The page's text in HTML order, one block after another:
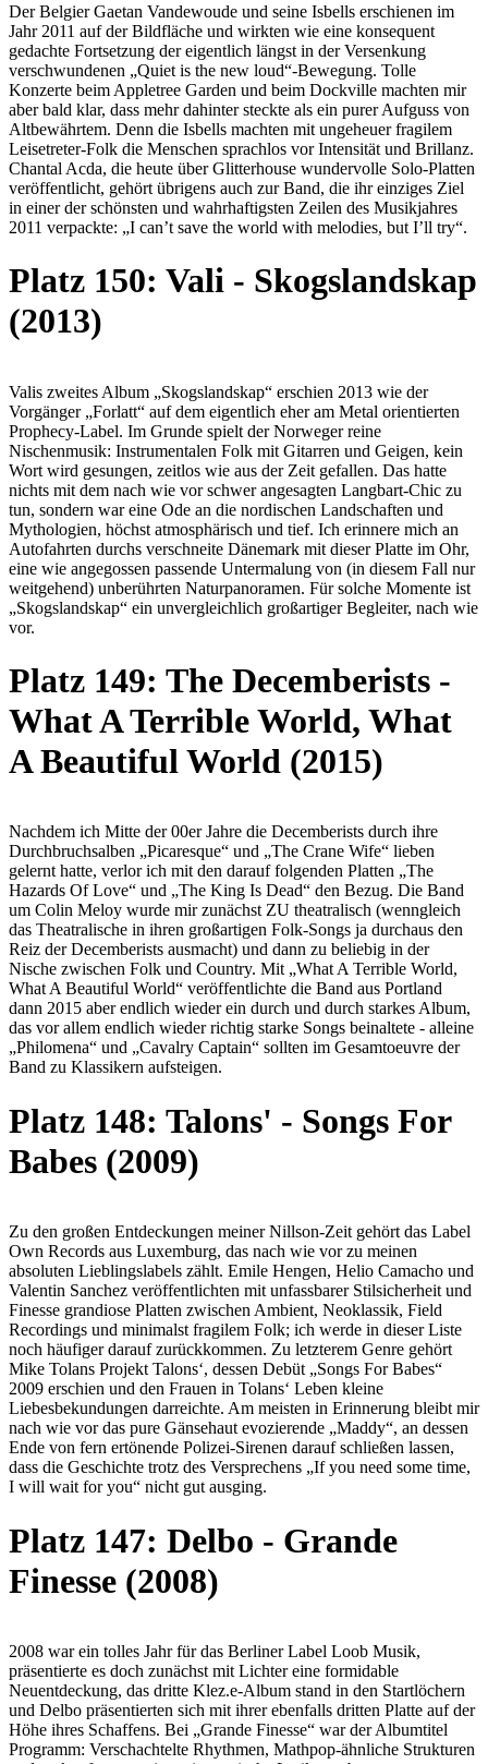
Der Belgier Gaetan Vandewoude und seine Isbells erschienen im
Jahr 2011 auf der Bildfläche und wirkten wie eine konsequent
gedachte Fortsetzung der eigentlich längst in der Versenkung
verschwundenen „Quiet is the new loud“-Bewegung. Tolle
Konzerte beim Appletree Garden und beim Dockville machten mir
aber bald klar, dass mehr dahinter steckte als ein purer Aufguss von
Altbewährtem. Denn die Isbells machten mit ungeheuer fragilem
Leisetreter-Folk die Menschen sprachlos vor Intensität und Brillanz.
Chantal Acda, die heute über Glitterhouse wundervolle Solo-Platten
veröffentlicht, gehört übrigens auch zur Band, die ihr einziges Ziel
in einer der schönsten und wahrhaftigsten Zeilen des Musikjahres
2011 verpackte: „I can’t save the world with melodies, but I’ll try“.
Platz 150: Vali - Skogslandskap
(2013)
Valis zweites Album „Skogslandskap“ erschien 2013 wie der
Vorgänger „Forlatt“ auf dem eigentlich eher am Metal orientierten
Prophecy-Label. Im Grunde spielt der Norweger reine
Nischenmusik: Instrumentalen Folk mit Gitarren und Geigen, kein
Wort wird gesungen, zeitlos wie aus der Zeit gefallen. Das hatte
nichts mit dem nach wie vor schwer angesagten Langbart-Chic zu
tun, sondern war eine Ode an die nordischen Landschaften und
Mythologien, höchst atmosphärisch und tief. Ich erinnere mich an
Autofahrten durchs verschneite Dänemark mit dieser Platte im Ohr,
eine wie angegossen passende Untermalung von (in diesem Fall nur
weitgehend) unberührten Naturpanoramen. Für solche Momente ist
„Skogslandskap“ ein unvergleichlich großartiger Begleiter, nach wie
vor.
Platz 149: The Decemberists -
What A Terrible World, What
A Beautiful World (2015)
Nachdem ich Mitte der 00er Jahre die Decemberists durch ihre
Durchbruchsalben „Picaresque“ und „The Crane Wife“ lieben
gelernt hatte, verlor ich mit den darauf folgenden Platten „The
Hazards Of Love“ und „The King Is Dead“ den Bezug. Die Band
um Colin Meloy wurde mir zunächst ZU theatralisch (wenngleich
das Theatralische in ihren großartigen Folk-Songs ja durchaus den
Reiz der Decemberists ausmacht) und dann zu beliebig in der
Nische zwischen Folk und Country. Mit „What A Terrible World,
What A Beautiful World“ veröffentlichte die Band aus Portland
dann 2015 aber endlich wieder ein durch und durch starkes Album,
das vor allem endlich wieder richtig starke Songs beinaltete - alleine
„Philomena“ und „Cavalry Captain“ sollten im Gesamtoeuvre der
Band zu Klassikern aufsteigen.
Platz 148: Talons' - Songs For
Babes (2009)
Zu den großen Entdeckungen meiner Nillson-Zeit gehört das Label
Own Records aus Luxemburg, das nach wie vor zu meinen
absoluten Lieblingslabels zählt. Emile Hengen, Helio Camacho und
Valentin Sanchez veröffentlichten mit unfassbarer Stilsicherheit und
Finesse grandiose Platten zwischen Ambient, Neoklassik, Field
Recordings und minimalst fragilem Folk; ich werde in dieser Liste
noch häufiger darauf zurückkommen. Zu letzterem Genre gehört
Mike Tolans Projekt Talons‘, dessen Debüt „Songs For Babes“
2009 erschien und den Frauen in Tolans‘ Leben kleine
Liebesbekundungen darreichte. Am meisten in Erinnerung bleibt mir
nach wie vor das pure Gänsehaut evozierende „Maddy“, an dessen
Ende von fern ertönende Polizei-Sirenen darauf schließen lassen,
dass die Geschichte trotz des Versprechens „If you need some time,
I will wait for you“ nicht gut ausging.
Platz 147: Delbo - Grande
Finesse (2008)
2008 war ein tolles Jahr für das Berliner Label Loob Musik,
präsentierte es doch zunächst mit Lichter eine formidable
Neuentdeckung, das dritte Klez.e-Album stand in den Startlöchern
und Delbo präsentierten sich mit ihrer ebenfalls dritten Platte auf der
Höhe ihres Schaffens. Bei „Grande Finesse“ war der Albumtitel
Programm: Verschachtelte Rhythmen, Mathpop-ähnliche Strukturen